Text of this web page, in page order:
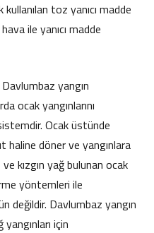
toz yanıcı madde
ile yanıcı madde
yangın
ocak yangınlarını
Ocak üstünde
haline döner ve yangınlara
kızgın yağ bulunan ocak
yöntemleri ile
değildir. Davlumbaz yangın
için